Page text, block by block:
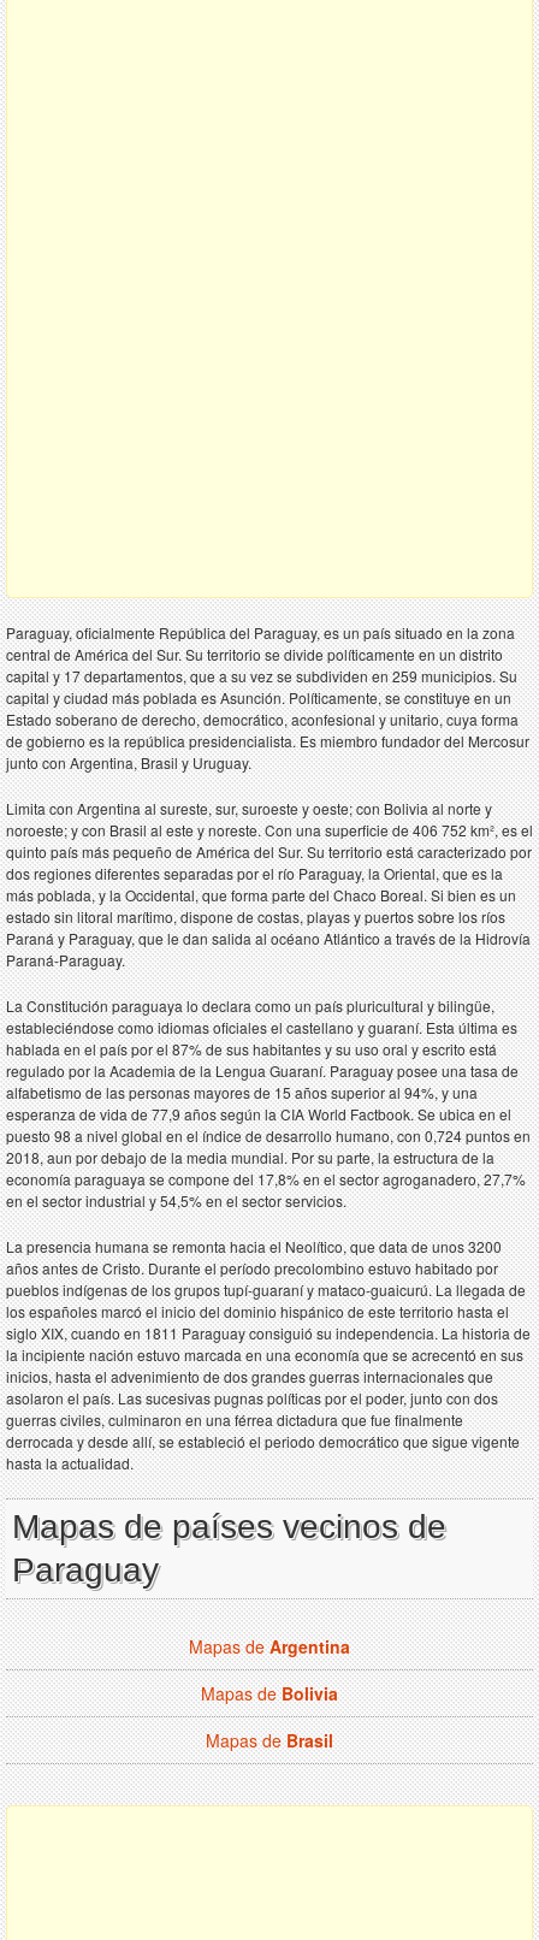
Paraguay, oficialmente República del Paraguay, es un país situado en la zona
central de América del Sur. Su territorio se divide políticamente en un distrito
capital y 17 departamentos, que a su vez se subdividen en 259 municipios. Su
capital y ciudad más poblada es Asunción. Políticamente, se constituye en un
Estado soberano de derecho, democrático, aconfesional y unitario, cuya forma
de gobierno es la república presidencialista. Es miembro fundador del Mercosur
junto con Argentina, Brasil y Uruguay.
Limita con Argentina al sureste, sur, suroeste y oeste; con Bolivia al norte y
noroeste; y con Brasil al este y noreste. Con una superficie de 406 752 km², es el
quinto país más pequeño de América del Sur. Su territorio está caracterizado por
dos regiones diferentes separadas por el río Paraguay, la Oriental, que es la
más poblada, y la Occidental, que forma parte del Chaco Boreal. Si bien es un
estado sin litoral marítimo, dispone de costas, playas y puertos sobre los ríos
Paraná y Paraguay, que le dan salida al océano Atlántico a través de la Hidrovía
Paraná-Paraguay.
La Constitución paraguaya lo declara como un país pluricultural y bilingüe,
estableciéndose como idiomas oficiales el castellano y guaraní. Esta última es
hablada en el país por el 87% de sus habitantes y su uso oral y escrito está
regulado por la Academia de la Lengua Guaraní. Paraguay posee una tasa de
alfabetismo de las personas mayores de 15 años superior al 94%, y una
esperanza de vida de 77,9 años según la CIA World Factbook. Se ubica en el
puesto 98 a nivel global en el índice de desarrollo humano, con 0,724 puntos en
2018, aun por debajo de la media mundial. Por su parte, la estructura de la
economía paraguaya se compone del 17,8% en el sector agroganadero, 27,7%
en el sector industrial y 54,5% en el sector servicios.
La presencia humana se remonta hacia el Neolítico, que data de unos 3200
años antes de Cristo. Durante el período precolombino estuvo habitado por
pueblos indígenas de los grupos tupí-guaraní y mataco-guaicurú. La llegada de
los españoles marcó el inicio del dominio hispánico de este territorio hasta el
siglo XIX, cuando en 1811 Paraguay consiguió su independencia. La historia de
la incipiente nación estuvo marcada en una economía que se acrecentó en sus
inicios, hasta el advenimiento de dos grandes guerras internacionales que
asolaron el país. Las sucesivas pugnas políticas por el poder, junto con dos
guerras civiles, culminaron en una férrea dictadura que fue finalmente
derrocada y desde allí, se estableció el periodo democrático que sigue vigente
hasta la actualidad.
Mapas de países vecinos de
Paraguay
Mapas deArgentina
Mapas deBolivia
Mapas deBrasil